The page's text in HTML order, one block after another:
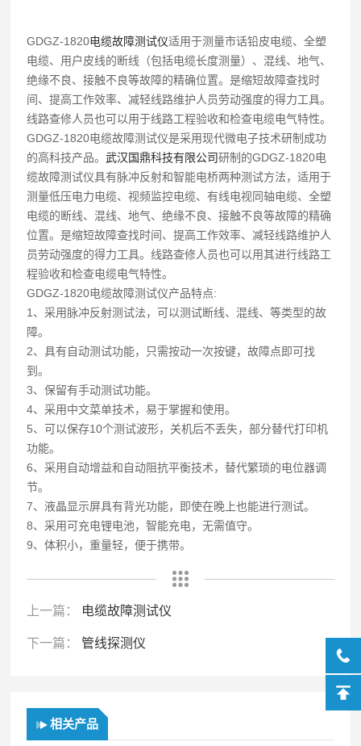
GDGZ-1820电缆故障测试仪适用于测量市话铅皮电缆、全塑
电缆、用户皮线的断线（包括电缆长度测量）、混线、地气、
绝缘不良、接触不良等故障的精确位置。是缩短故障查找时
间、提高工作效率、减轻线路维护人员劳动强度的得力工具。
线路查修人员也可以用于线路工程验收和检查电缆电气特性。
GDGZ-1820电缆故障测试仪是采用现代微电子技术研制成功
的高科技产品。武汉国鼎科技有限公司研制的GDGZ-1820电
缆故障测试仪具有脉冲反射和智能电桥两种测试方法，适用于
测量低压电力电缆、视频监控电缆、有线电视同轴电缆、全塑
电缆的断线、混线、地气、绝缘不良、接触不良等故障的精确
位置。是缩短故障查找时间、提高工作效率、减轻线路维护人
员劳动强度的得力工具。线路查修人员也可以用其进行线路工
程验收和检查电缆电气特性。
GDGZ-1820电缆故障测试仪产品特点:
1、采用脉冲反射测试法，可以测试断线、混线、等类型的故
障。
2、具有自动测试功能，只需按动一次按键，故障点即可找
到。
3、保留有手动测试功能。
4、采用中文菜单技术，易于掌握和使用。
5、可以保存10个测试波形，关机后不丢失，部分替代打印机
功能。
6、采用自动增益和自动阻抗平衡技术，替代繁琐的电位器调
节。
7、液晶显示屏具有背光功能，即使在晚上也能进行测试。
8、采用可充电锂电池，智能充电，无需值守。
9、体积小，重量轻，便于携带。
上一篇： 电缆故障测试仪
下一篇： 管线探测仪
相关产品